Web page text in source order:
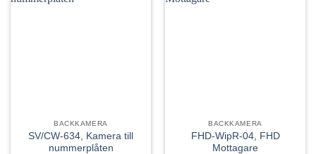
BACKKAMERA
SV/CW-634, Kamera till
nummerplåten
BACKKAMERA
FHD-WipR-04, FHD
Mottagare